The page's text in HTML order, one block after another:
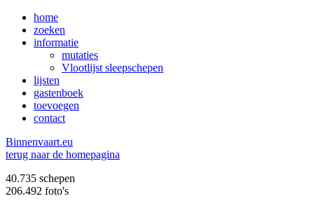
home
zoeken
informatie
mutaties
Vlootlijst sleepschepen
lijsten
gastenboek
toevoegen
contact
Binnenvaart.eu
terug naar de homepagina
40.735 schepen
206.492 foto's